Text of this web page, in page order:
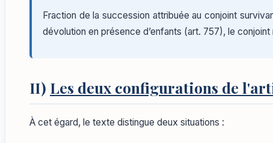
Fraction de la succession attribuée au conjoint
dévolution en présence d’enfants (art. 757), le
II) Les deux configurations de
À cet égard, le texte distingue deux situations :